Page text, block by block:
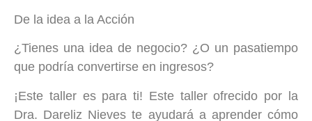
De la idea a la Acción
¿Tienes una idea de negocio? ¿O un pasatiempo
que podría convertirse en ingresos?
¡Este taller es para ti! Este taller ofrecido por la
Dra. Dareliz Nieves te ayudará a aprender cómo